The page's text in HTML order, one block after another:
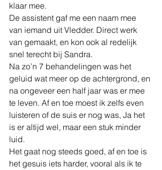
klaar mee.
De assistent gaf me een naam mee
van iemand uit Vledder. Direct werk
van gemaakt, en kon ook al redelijk
snel terecht bij Sandra.
Na zo’n 7 behandelingen was het
geluid wat meer op de achtergrond, en
na ongeveer een half jaar was er mee
te leven. Af en toe moest ik zelfs even
luisteren of de suis er nog was, Ja het
is er altijd wel, maar een stuk minder
luid.
Het gaat nog steeds goed, af en toe is
het gesuis iets harder, vooral als ik te